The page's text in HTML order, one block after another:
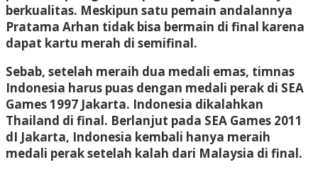
berkualitas. Meskipun satu pemain andalannya
Pratama Arhan tidak bisa bermain di final karena
dapat kartu merah di semifinal.
Sebab, setelah meraih dua medali emas, timnas
Indonesia harus puas dengan medali perak di SEA
Games 1997 Jakarta. Indonesia dikalahkan
Thailand di final. Berlanjut pada SEA Games 2011
dI Jakarta, Indonesia kembali hanya meraih
medali perak setelah kalah dari Malaysia di final.